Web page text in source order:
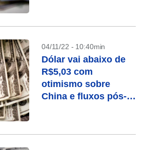
04/11/22 - 10:40min
Dólar vai abaixo de
R$5,03 com
otimismo sobre
China e fluxos pós-
EUA